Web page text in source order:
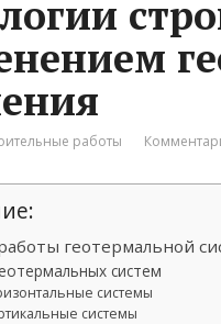
работы
геотермальной
систем
системы
системы